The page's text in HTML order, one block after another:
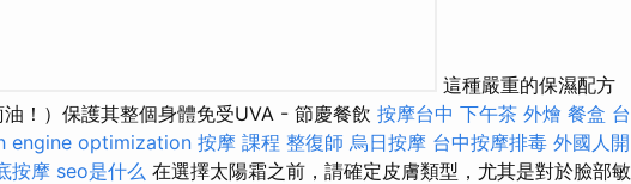
這種嚴重的保濕配方
油！）保護其整個身體免受UVA - 節慶餐飲 按摩台中 下午茶 外燴 餐盒 台
engine optimization 按摩 課程 整復師 烏日按摩 台中按摩排毒 外國人開
按摩 seo是什么 在選擇太陽霜之前，請確定皮膚類型，尤其是對於臉部敏